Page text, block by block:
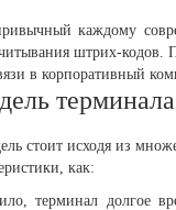
каждому
штрих-
в корпоративный
терминала
стоит исходя из
как:
терминал долгое